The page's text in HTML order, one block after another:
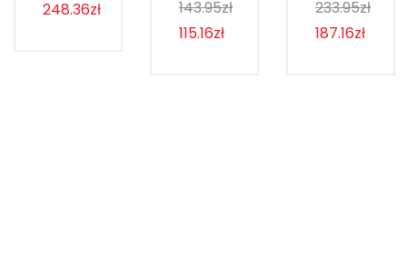
248.36zł
143.95zł
115.16zł
233.95zł
187.16zł